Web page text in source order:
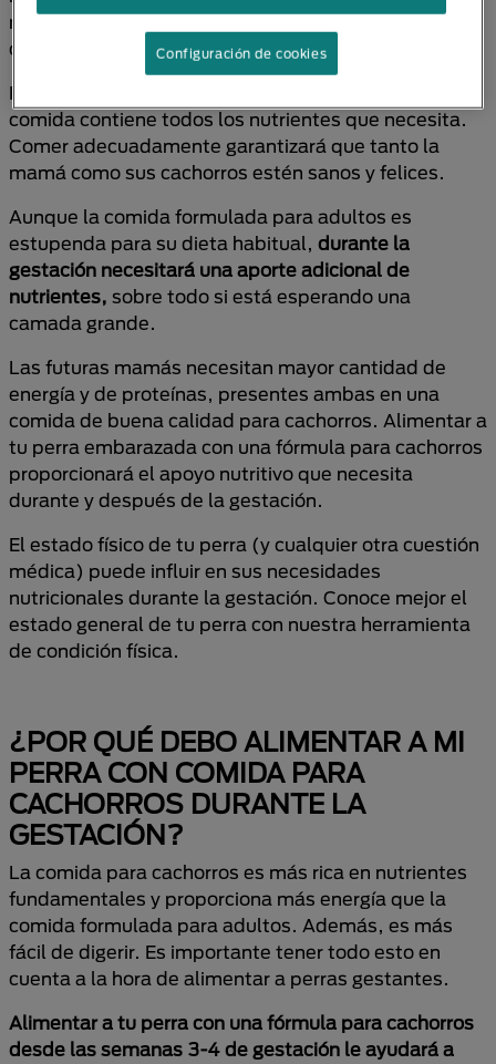
nueva mamá será un trabajo duro gestar, parir y
cuidar de una camada traviesa.
Por lo tanto, es muy importante asegúrate de que su
comida contiene todos los nutrientes que necesita.
Comer adecuadamente garantizará que tanto la
mamá como sus cachorros estén sanos y felices.
Aunque la comida formulada para adultos es
estupenda para su dieta habitual, durante la
gestación necesitará una aporte adicional de
nutrientes, sobre todo si está esperando una
camada grande.
Las futuras mamás necesitan mayor cantidad de
energía y de proteínas, presentes ambas en una
comida de buena calidad para cachorros. Alimentar a
tu perra embarazada con una fórmula para cachorros
proporcionará el apoyo nutritivo que necesita
durante y después de la gestación.
El estado físico de tu perra (y cualquier otra cuestión
médica) puede influir en sus necesidades
nutricionales durante la gestación. Conoce mejor el
estado general de tu perra con nuestra herramienta
de condición física.
¿POR QUÉ DEBO ALIMENTAR A MI
PERRA CON COMIDA PARA
CACHORROS DURANTE LA
GESTACIÓN?
La comida para cachorros es más rica en nutrientes
fundamentales y proporciona más energía que la
comida formulada para adultos. Además, es más
fácil de digerir. Es importante tener todo esto en
cuenta a la hora de alimentar a perras gestantes.
Alimentar a tu perra con una fórmula para cachorros
desde las semanas 3-4 de gestación le ayudará a
Configuración de cookies